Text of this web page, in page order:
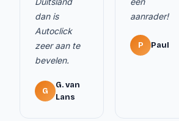
dan is
Autoclick
zeer aan te
bevelen.
G
G. van
Lans
aanrader!
P Paul